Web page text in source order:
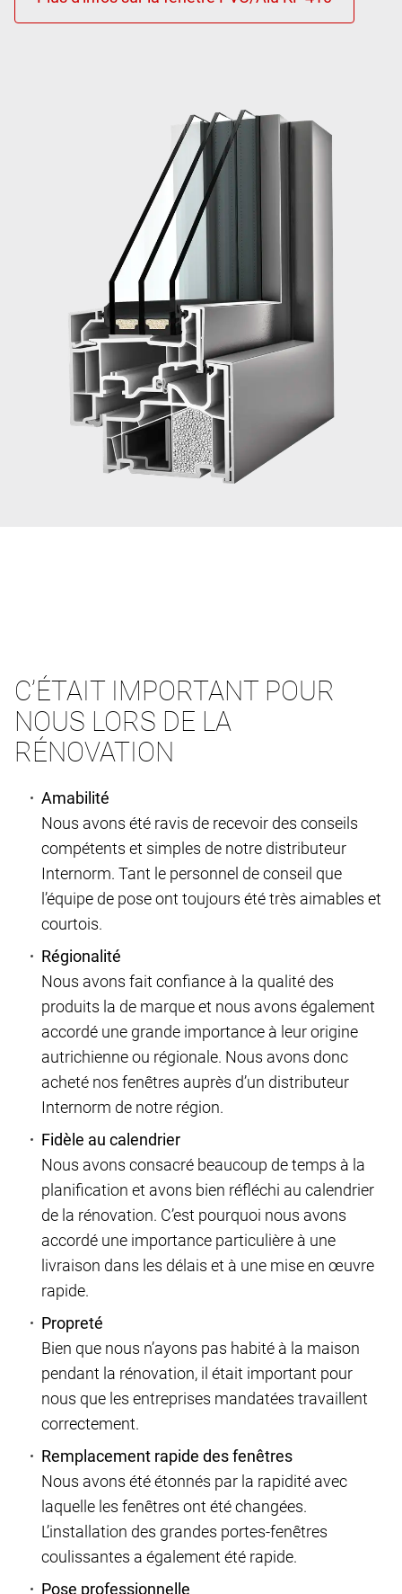
C’ÉTAIT IMPORTANT POUR
NOUS LORS DE LA
RÉNOVATION
Amabilité
Nous avons été ravis de recevoir des conseils
compétents et simples de notre distributeur
Internorm. Tant le personnel de conseil que
l’équipe de pose ont toujours été très aimables et
courtois.
Régionalité
Nous avons fait confiance à la qualité des
produits la de marque et nous avons également
accordé une grande importance à leur origine
autrichienne ou régionale. Nous avons donc
acheté nos fenêtres auprès d’un distributeur
Internorm de notre région.
Fidèle au calendrier
Nous avons consacré beaucoup de temps à la
planification et avons bien réfléchi au calendrier
de la rénovation. C’est pourquoi nous avons
accordé une importance particulière à une
livraison dans les délais et à une mise en œuvre
rapide.
Propreté
Bien que nous n’ayons pas habité à la maison
pendant la rénovation, il était important pour
nous que les entreprises mandatées travaillent
correctement.
Remplacement rapide des fenêtres
Nous avons été étonnés par la rapidité avec
laquelle les fenêtres ont été changées.
L’installation des grandes portes-fenêtres
coulissantes a également été rapide.
Pose professionnelle